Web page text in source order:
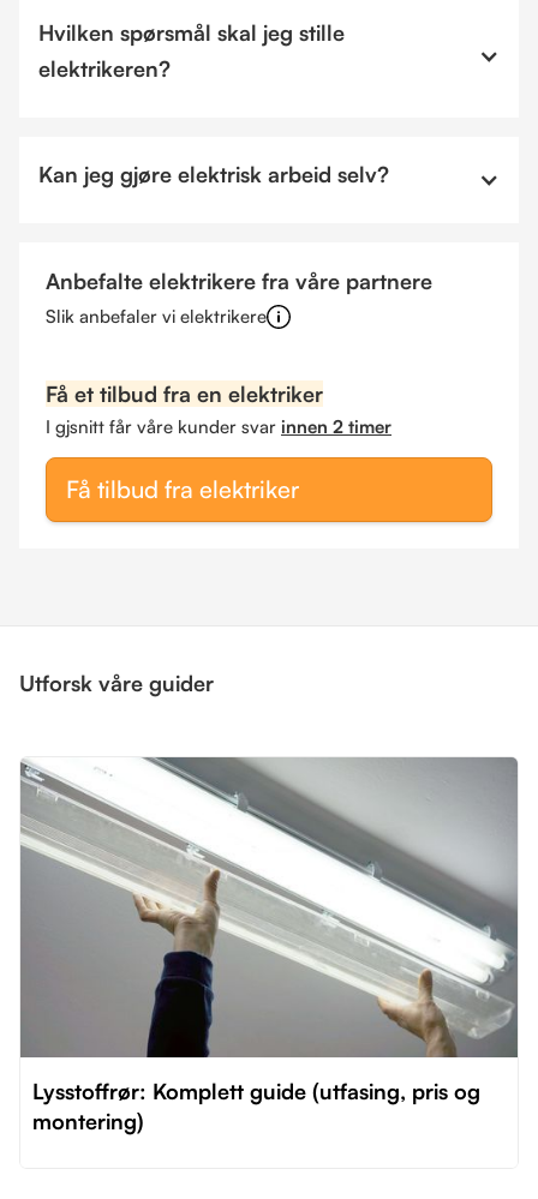
Hvilken spørsmål skal jeg stille
elektrikeren?
Kan jeg gjøre elektrisk arbeid selv?
Anbefalte elektrikere fra våre partnere
Slik anbefaler vi elektrikere
Få et tilbud fra en elektriker
I gjsnitt får våre kunder svar innen 2 timer
Få tilbud fra elektriker
Utforsk våre guider
Lysstoffrør: Komplett guide (utfasing, pris og
montering)